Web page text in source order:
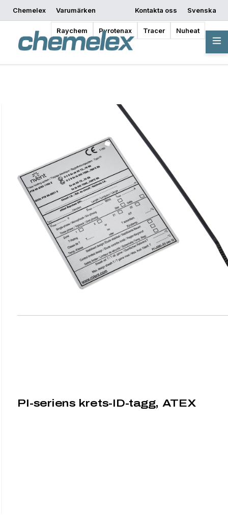
Chemelex Varumärken
Raychem Pyrotenax Tracer Nuheat
Kontakta oss
Svenska
Begär offert
Var kan man köpa Börja designa
Översikt
PI-seriens krets-ID-tagg, ATEX